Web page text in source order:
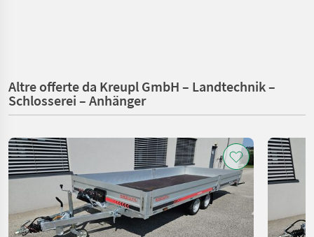
Altre offerte da Kreupl GmbH – Landtechnik –
Schlosserei – Anhänger